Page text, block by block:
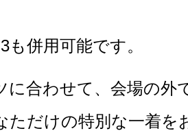
も併用可能です。
に合わせて、会場の外
ただけの特別な一着を